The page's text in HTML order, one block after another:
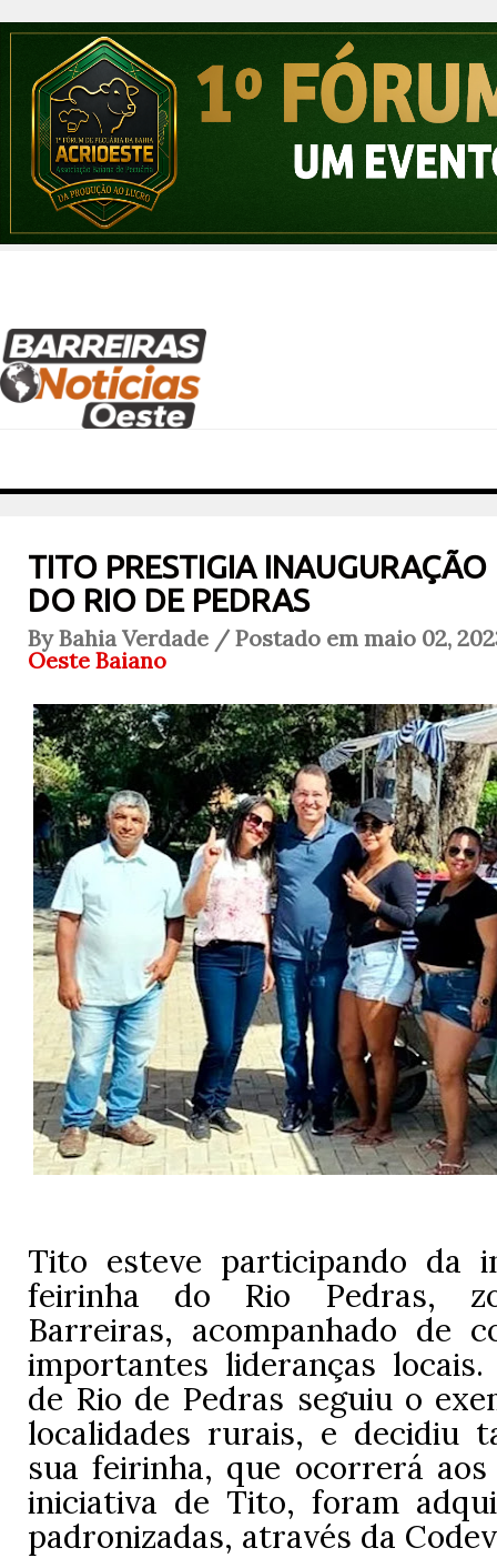
TITO PRESTIGIA INAUGURAÇÃO
DO RIO DE PEDRAS
By Bahia Verdade / Postado em maio 02,
Oeste Baiano
Tito esteve participando da
feirinha do Rio Pedras,
Barreiras, acompanhado de
importantes lideranças
de Rio de Pedras seguiu o
localidades rurais, e decidiu
sua feirinha, que ocorrerá
iniciativa de Tito, foram
padronizadas, através da